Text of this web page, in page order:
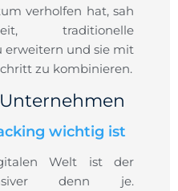
verholfen hat, sah
traditionelle
erweitern und sie mit
zu kombinieren.
wichtig ist
Welt ist der
denn je.